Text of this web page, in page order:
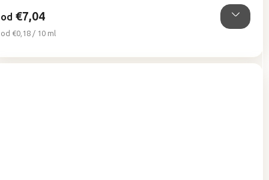
od €7,04
Jednotková
od €0,18 / 10 ml